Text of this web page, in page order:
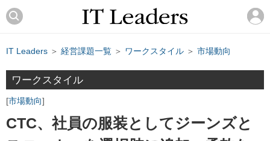
IT Leaders ＞ 経営課題一覧 ＞ ワークスタイル ＞ 市場動向
ワークスタイル
市場動向
CTC、社員の服装としてジーンズと